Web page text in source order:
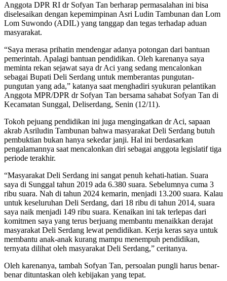
Anggota DPR RI dr Sofyan Tan berharap permasalahan ini bisa
diselesaikan dengan kepemimpinan Asri Ludin Tambunan dan Lom
Lom Suwondo (ADIL) yang tanggap dan tegas terhadap aduan
masyarakat.
“Saya merasa prihatin mendengar adanya potongan dari bantuan
pemerintah. Apalagi bantuan pendidikan. Oleh karenanya saya
meminta rekan sejawat saya dr Aci yang sedang mencalonkan
sebagai Bupati Deli Serdang untuk memberantas pungutan-
pungutan yang ada,” katanya saat menghadiri syukuran pelantikan
Anggota MPR/DPR dr Sofyan Tan bersama sahabat Sofyan Tan di
Kecamatan Sunggal, Deliserdang, Senin (12/11).
Tokoh pejuang pendidikan ini juga mengingatkan dr Aci, sapaan
akrab Asriludin Tambunan bahwa masyarakat Deli Serdang butuh
pembuktian bukan hanya sekedar janji. Hal ini berdasarkan
pengalamannya saat mencalonkan diri sebagai anggota legislatif tiga
periode terakhir.
“Masyarakat Deli Serdang ini sangat penuh kehati-hatian. Suara
saya di Sunggal tahun 2019 ada 6.380 suara. Sebelumnya cuma 3
ribu suara. Nah di tahun 2024 kemarin, menjadi 13.200 suara. Kalau
untuk keseluruhan Deli Serdang, dari 18 ribu di tahun 2014, suara
saya naik menjadi 149 ribu suara. Kenaikan ini tak terlepas dari
komitmen saya yang terus berjuang membantu menaikkan derajat
masyarakat Deli Serdang lewat pendidikan. Kerja keras saya untuk
membantu anak-anak kurang mampu menempuh pendidikan,
ternyata dilihat oleh masyarakat Deli Serdang,” ceritanya.
Oleh karenanya, tambah Sofyan Tan, persoalan pungli harus benar-
benar dituntaskan oleh kebijakan yang tepat.